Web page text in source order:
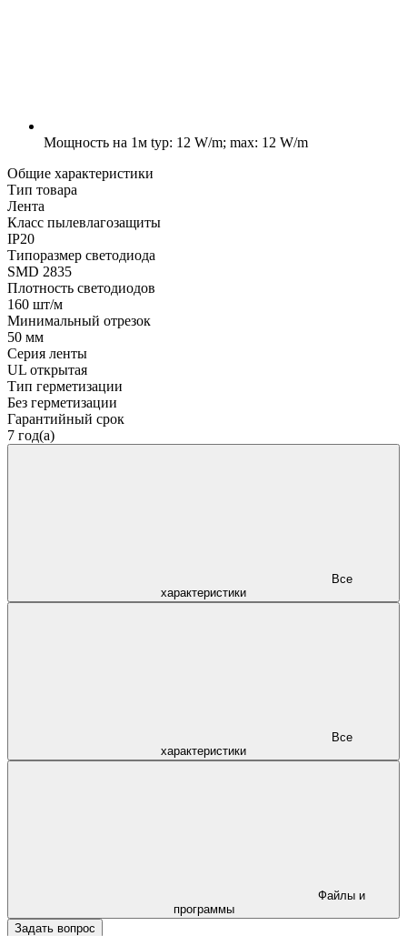
Мощность на 1м typ: 12 W/m; max: 12 W/m
Общие характеристики
Тип товара
Лента
Класс пылевлагозащиты
IP20
Типоразмер светодиода
SMD 2835
Плотность светодиодов
160 шт/м
Минимальный отрезок
50 мм
Серия ленты
UL открытая
Тип герметизации
Без герметизации
Гарантийный срок
7 год(а)
характеристики
характеристики
программы
Задать вопрос